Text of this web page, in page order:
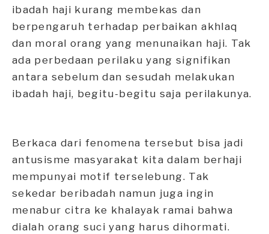
ibadah haji kurang membekas dan
berpengaruh terhadap perbaikan akhlaq
dan moral orang yang menunaikan haji. Tak
ada perbedaan perilaku yang signifikan
antara sebelum dan sesudah melakukan
ibadah haji, begitu-begitu saja perilakunya.
Berkaca dari fenomena tersebut bisa jadi
antusisme masyarakat kita dalam berhaji
mempunyai motif terselebung. Tak
sekedar beribadah namun juga ingin
menabur citra ke khalayak ramai bahwa
dialah orang suci yang harus dihormati.